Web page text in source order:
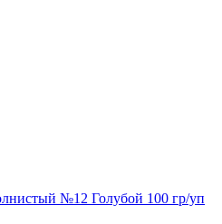
№12 Голубой 100 гр/уп